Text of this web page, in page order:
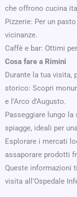
che offrono cucina
Pizzerie: Per un
vicinanze.
Caffè e bar: Ottimi
Cosa fare a Rimini
Durante la tua visita,
storico: Scopri
e l’Arco d’Augusto.
Passeggiare lungo
spiagge, ideali per
Esplorare i mercati
assaporare prodotti
Queste informazioni
visita all’Ospedale